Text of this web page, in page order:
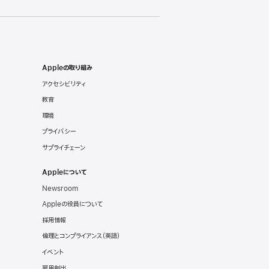
Appleの取り組み
アクセシビリティ
教育
環境
プライバシー
サプライチェーン
Appleについて
Newsroom
Appleの役員について
採用情報
倫理とコンプライアンス（英語）
イベント